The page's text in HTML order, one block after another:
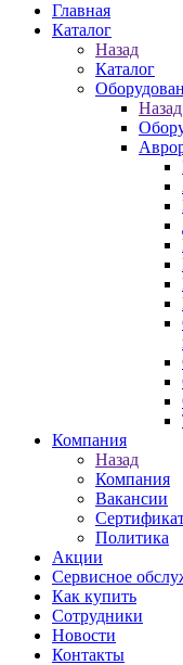
Главная
Каталог
Назад
Каталог
Назад
Компания
Назад
Компания
Вакансии
Политика
Акции
Сервисное
Как купить
Сотрудники
Новости
Контакты